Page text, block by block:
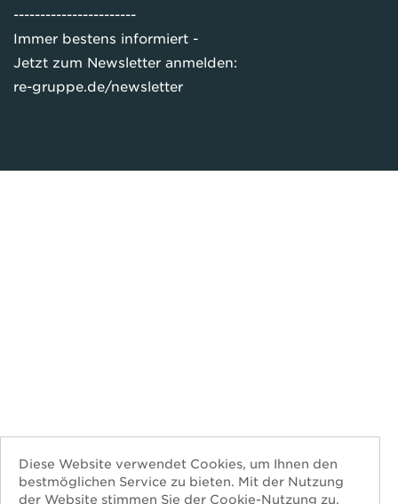
-----------------------
Immer bestens informiert -
Jetzt zum Newsletter anmelden:
re-gruppe.de/newsletter
Diese Website verwendet Cookies, um Ihnen den
bestmöglichen Service zu bieten. Mit der Nutzung
der Website stimmen Sie der Cookie-Nutzung zu.